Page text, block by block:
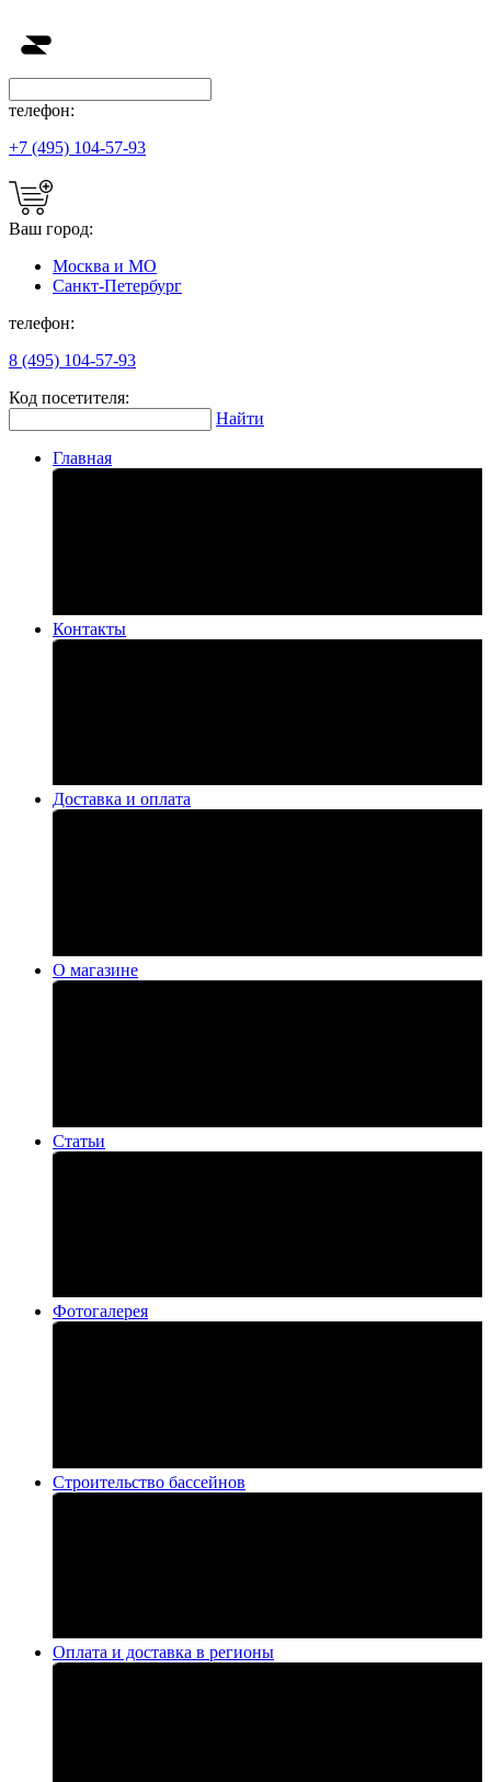
телефон:
+7 (495) 104-57-93
Ваш город:
Москва и МО
Санкт-Петербург
телефон:
8 (495) 104-57-93
Код посетителя:
Найти
Главная
Контакты
Доставка и оплата
О магазине
Статьи
Фотогалерея
Строительство бассейнов
Оплата и доставка в регионы